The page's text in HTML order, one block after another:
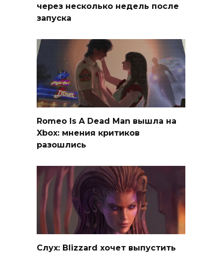
через несколько недель после
запуска
Romeo Is A Dead Man вышла на
Xbox: мнения критиков
разошлись
Слух: Blizzard хочет выпустить